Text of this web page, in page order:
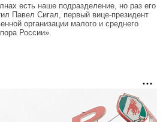
есть наше подразделение, но раз его
Павел Сигал, первый вице-президент
организации малого и среднего
России».